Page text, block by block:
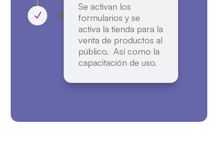
Seactivan los
formularios y se
activa la tienda para la
venta de productos al
público. Así como la
capacitación de uso.